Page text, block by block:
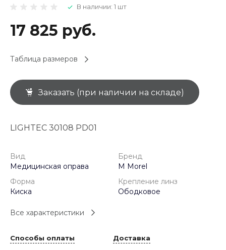
В наличии: 1 шт
17 825 руб.
Таблица размеров
Заказать (при наличии на складе)
LIGHTEC 30108 PD01
Вид
Медицинская оправа
Бренд
M Morel
Форма
Киска
Крепление линз
Ободковое
Все характеристики
Способы оплаты Доставка